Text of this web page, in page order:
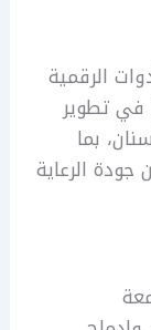
الرقمية
في تطوير
بما
الرعاية